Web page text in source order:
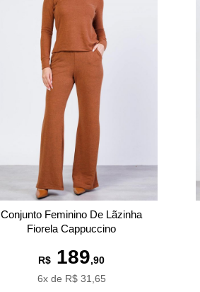
Conjunto Feminino De Lãzinha
Fiorela Cappuccino
R$ 189,90
6x de R$ 31,65